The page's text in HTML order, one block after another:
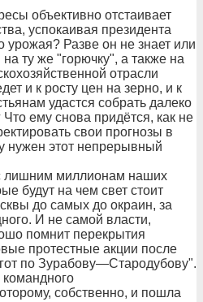
объективно отстаивает
успокаивая президента
Разве он не знает или
ту же "горючку", а также на
отрасли
и к росту цен на зерно, и к
удастся собрать далеко
ему снова придётся, как не
свои прогнозы в
нужен этот непрерывный
лишним миллионам наших
будут на чем свет стоит
до самых до окраин, за
И не самой власти,
помнит перекрытия
протестные акции после
по Зурабову—Стародубову".
командного
собственно, и пошла